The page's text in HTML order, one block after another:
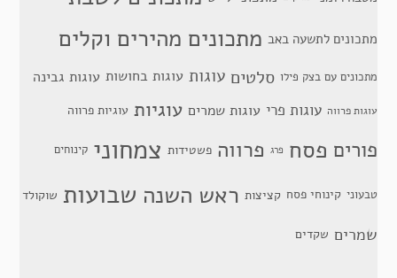
מתכונים לתשעה באב מתכונים מהירים וקלים
מתכונים עם בצק פילו סלטים עוגות עוגות בחושות עוגות גבינה
עוגות פרווה עוגות פרי עוגות שמרים עוגיות עוגיות פרווה
פורים פסח פרג פרווה פשטידות צמחוני קינוחים
טבעוני קינוחי פסח קציצות ראש השנה שבועות שוקולד
שמרים שקדים